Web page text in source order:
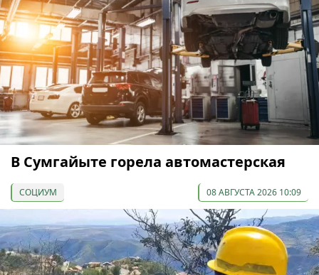
В Сумгайыте горела автомастерская
СОЦИУМ 08 АВГУСТА 2026 10:09